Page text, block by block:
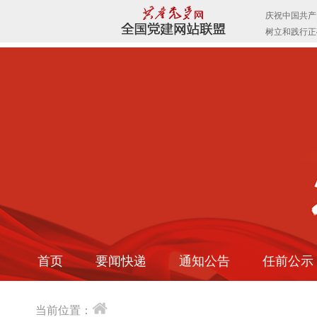
首页 要闻快递 通知公告 任前公示
当前位置：